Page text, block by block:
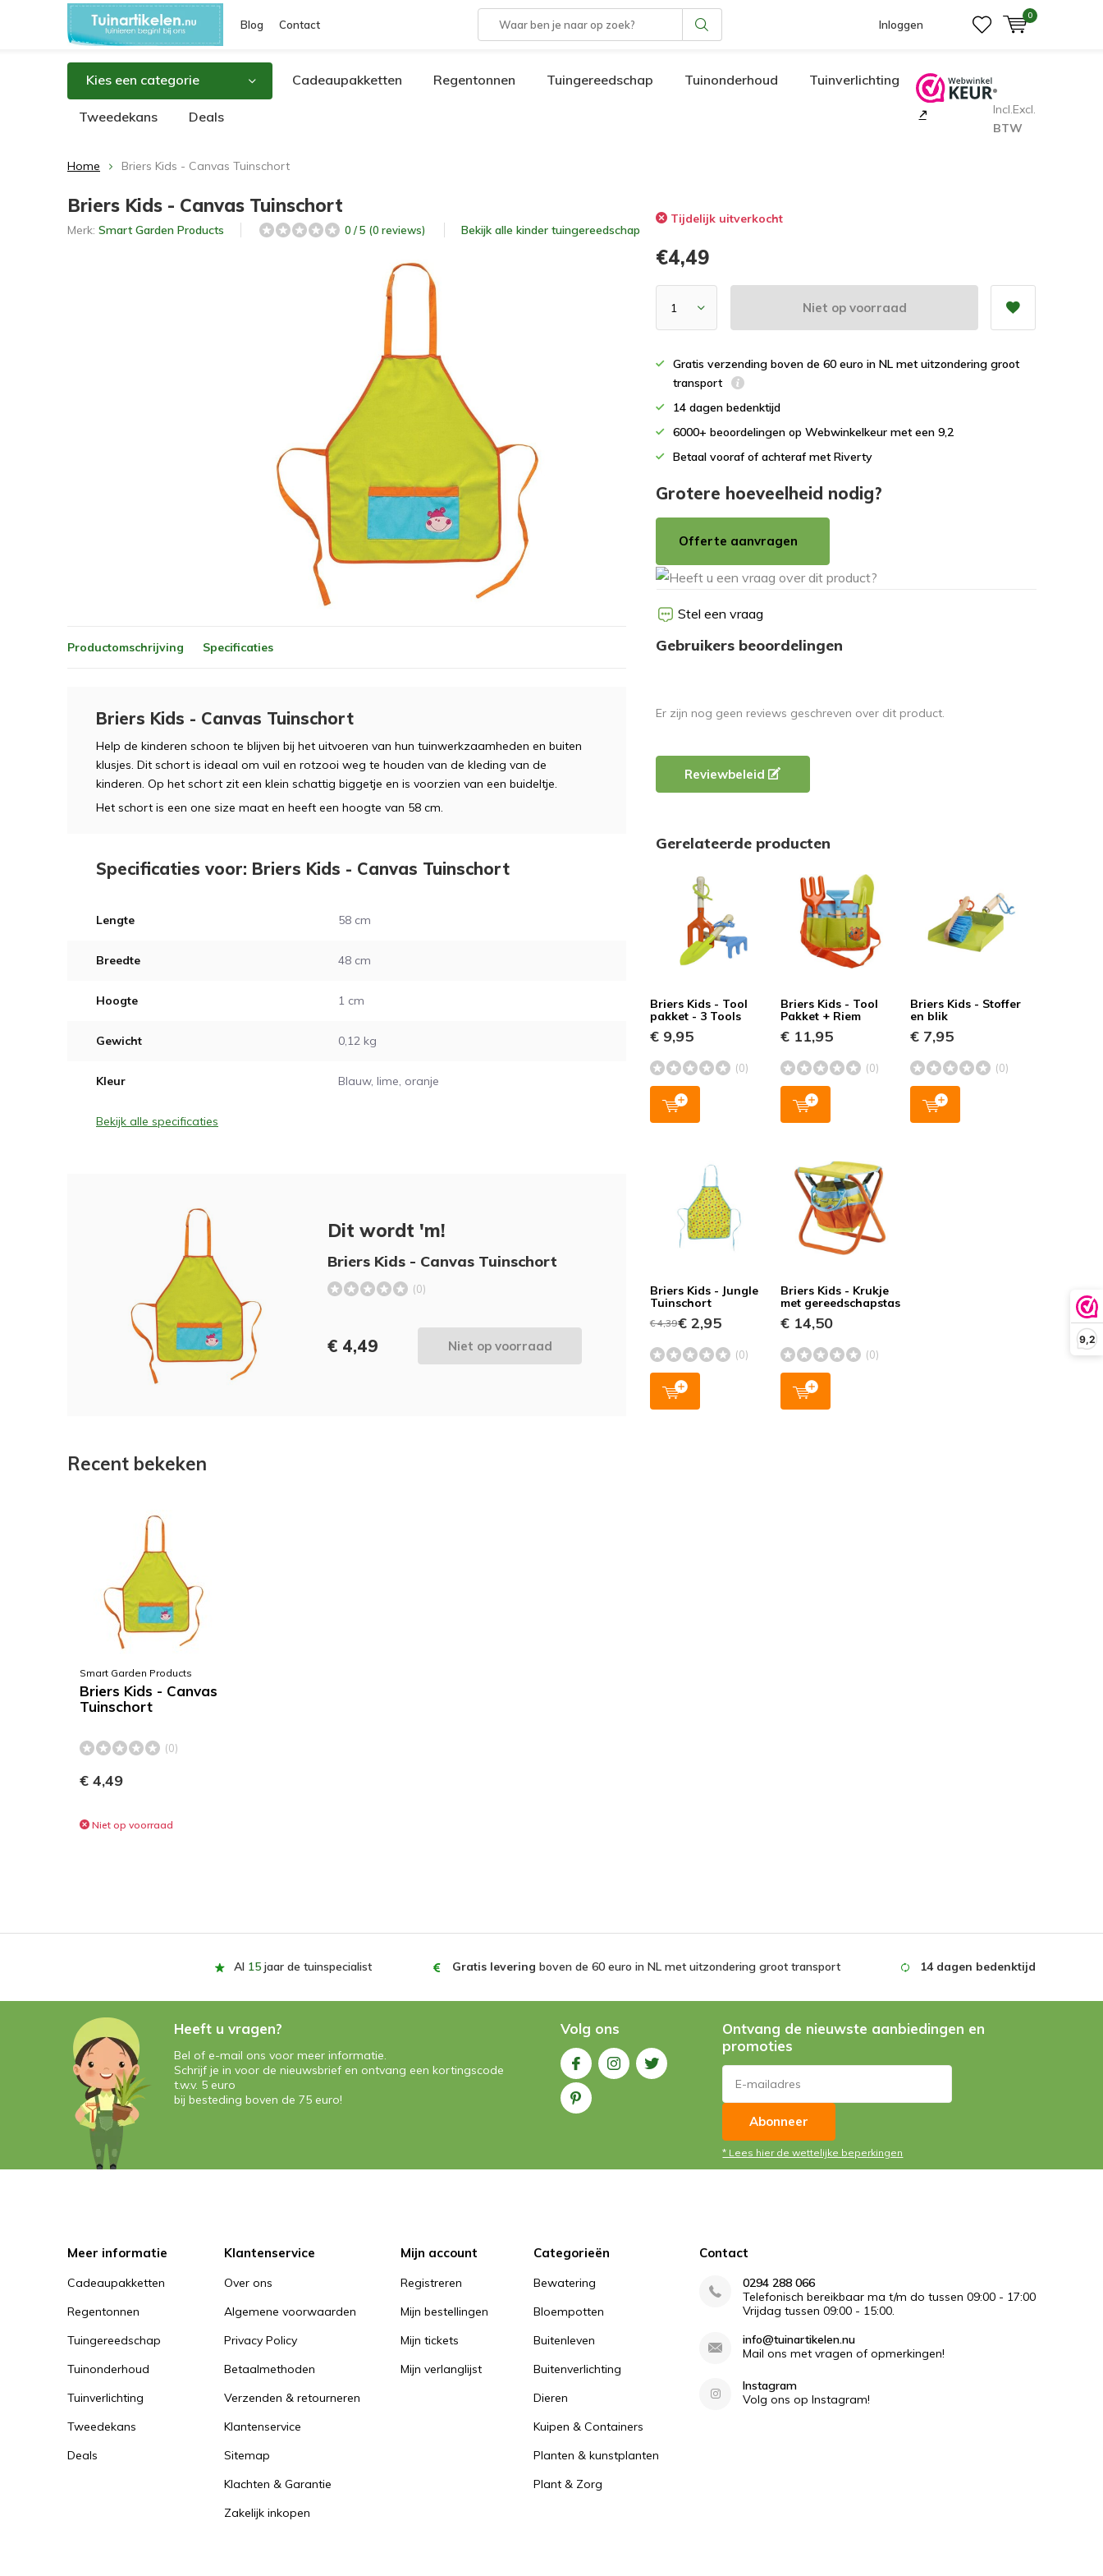
9,2
Blog Contact Inloggen
0
Kies een categorie Cadeaupakketten Regentonnen Tuingereedschap Tuinonderhoud Tuinverlichting
Tweedekans Deals Incl.Excl.
BTW
Home Briers Kids - Canvas Tuinschort
Briers Kids - Canvas Tuinschort
Merk: Smart Garden Products 0 / 5 (0 reviews) Bekijk alle kinder tuingereedschap
Tijdelijk uitverkocht
€4,49
Niet op voorraad
Gratis verzending boven de 60 euro in NL met uitzondering groot
transport
14 dagen bedenktijd
6000+ beoordelingen op Webwinkelkeur met een 9,2
Betaal vooraf of achteraf met Riverty
Grotere hoeveelheid nodig?
Offerte aanvragen
Stel een vraag
Productomschrijving Specificaties
Briers Kids - Canvas Tuinschort
Help de kinderen schoon te blijven bij het uitvoeren van hun tuinwerkzaamheden en buiten
klusjes. Dit schort is ideaal om vuil en rotzooi weg te houden van de kleding van de
kinderen. Op het schort zit een klein schattig biggetje en is voorzien van een buideltje.
Het schort is een one size maat en heeft een hoogte van 58 cm.
Specificaties voor: Briers Kids - Canvas Tuinschort
Lengte 58 cm
Breedte 48 cm
Hoogte 1 cm
Gewicht 0,12 kg
Kleur Blauw, lime, oranje
Bekijk alle specificaties
Dit wordt 'm!
Briers Kids - Canvas Tuinschort
(0)
€ 4,49 Niet op voorraad
Gebruikers beoordelingen
Er zijn nog geen reviews geschreven over dit product.
Reviewbeleid
Gerelateerde producten
Briers Kids - Tool
pakket - 3 Tools
€ 9,95
(0)
Briers Kids - Tool
Pakket + Riem
€ 11,95
(0)
Briers Kids - Stoffer
en blik
€ 7,95
(0)
Briers Kids - Jungle
Tuinschort
€ 4,39€ 2,95
(0)
Briers Kids - Krukje
met gereedschapstas
€ 14,50
(0)
Recent bekeken
Smart Garden Products
Briers Kids - Canvas
Tuinschort
(0)
€ 4,49
Niet op voorraad
Al 15 jaar de tuinspecialist Gratis levering boven de 60 euro in NL met uitzondering groot transport 14 dagen bedenktijd
Heeft u vragen?
Bel of e-mail ons voor meer informatie.
Schrijf je in voor de nieuwsbrief en ontvang een kortingscode
t.w.v. 5 euro
bij besteding boven de 75 euro!
Volg ons
Ontvang de nieuwste aanbiedingen en
promoties
Abonneer
* Lees hier de wettelijke beperkingen
Meer informatie
Cadeaupakketten
Regentonnen
Tuingereedschap
Tuinonderhoud
Tuinverlichting
Tweedekans
Deals
Klantenservice
Over ons
Algemene voorwaarden
Privacy Policy
Betaalmethoden
Verzenden & retourneren
Klantenservice
Sitemap
Klachten & Garantie
Zakelijk inkopen
Mijn account
Registreren
Mijn bestellingen
Mijn tickets
Mijn verlanglijst
Categorieën
Bewatering
Bloempotten
Buitenleven
Buitenverlichting
Dieren
Kuipen & Containers
Planten & kunstplanten
Plant & Zorg
Contact
0294 288 066
Telefonisch bereikbaar ma t/m do tussen 09:00 - 17:00
Vrijdag tussen 09:00 - 15:00.
info@tuinartikelen.nu
Mail ons met vragen of opmerkingen!
Instagram
Volg ons op Instagram!